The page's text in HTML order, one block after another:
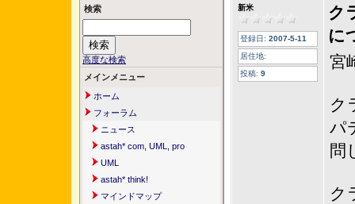
検索
高度な検索
メインメニュー
ホーム
フォーラム
ニュース
astah* com, UML, pro
UML
astah* think!
マインドマップ
新米
登録日: 2007-5-11
居住地:
投稿: 9
ク
に
宮
ク
パ
問
ク